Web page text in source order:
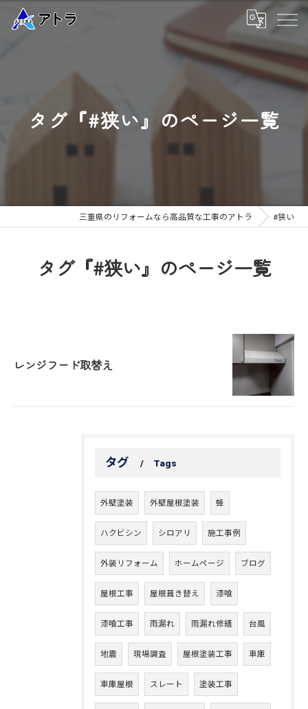
タグ『#狭い』のページ一覧
三重県のリフォームなら高品質な工事のアトラ #狭い
タグ『#狭い』のページ一覧
レンジフード取替え
タグ Tags
外壁塗装 外壁屋根塗装 蜂
ハクビシン シロアリ 施工事例
外装リフォーム ホームページ ブログ
屋根工事 屋根葺き替え 漆喰
漆喰工事 雨漏れ 雨漏れ修繕 台風
地震 現場調査 屋根塗装工事 車庫
車庫屋根 スレート 塗装工事